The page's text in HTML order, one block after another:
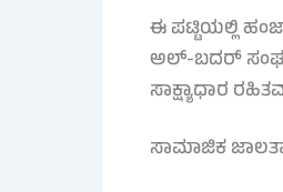
ಈ ಪಟ್ಟಿಯಲ್ಲಿ
ಅಲ್-ಬದರ್
ಸಾಕ್ಷ್ಯಾಧಾರ
ಸಾಮಾಜಿಕ